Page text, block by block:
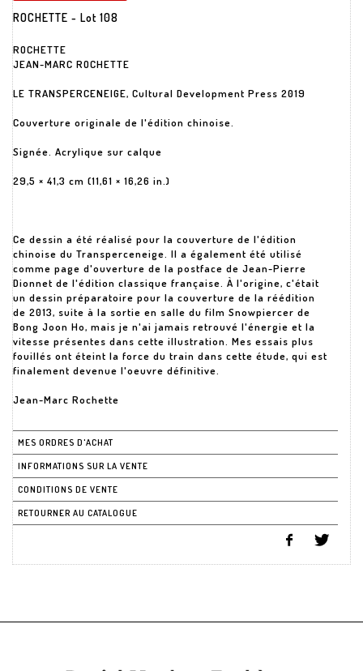
ROCHETTE - Lot 108
ROCHETTE
JEAN-MARC ROCHETTE
LE TRANSPERCENEIGE, Cultural Development Press 2019
Couverture originale de l'édition chinoise.
Signée. Acrylique sur calque
29,5 × 41,3 cm (11,61 × 16,26 in.)
Ce dessin a été réalisé pour la couverture de l'édition
chinoise du Transperceneige. Il a également été utilisé
comme page d'ouverture de la postface de Jean-Pierre
Dionnet de l'édition classique française. À l'origine, c'était
un dessin préparatoire pour la couverture de la réédition
de 2013, suite à la sortie en salle du film Snowpiercer de
Bong Joon Ho, mais je n'ai jamais retrouvé l'énergie et la
vitesse présentes dans cette illustration. Mes essais plus
fouillés ont éteint la force du train dans cette étude, qui est
finalement devenue l'oeuvre définitive.
Jean-Marc Rochette
MES ORDRES D'ACHAT
INFORMATIONS SUR LA VENTE
CONDITIONS DE VENTE
RETOURNER AU CATALOGUE